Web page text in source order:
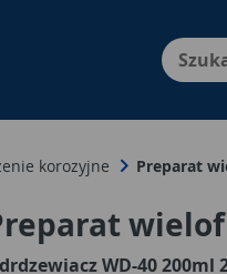
Produktów, nawigacja:
korozyjne Preparat
WD-40 200ml